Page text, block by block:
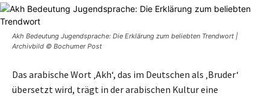
Akh Bedeutung Jugendsprache: Die Erklärung zum beliebten Trendwort |
Archivbild © Bochumer Post
Das arabische Wort ‚Akh‘, das im Deutschen als ‚Bruder‘
übersetzt wird, trägt in der arabischen Kultur eine